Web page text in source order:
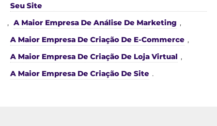
Seu Site
, A Maior Empresa De Análise De Marketing ,
A Maior Empresa De Criação De E-Commerce ,
A Maior Empresa De Criação De Loja Virtual ,
A Maior Empresa De Criação De Site .